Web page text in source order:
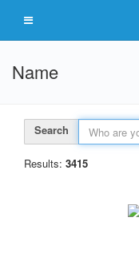
Name
Search
Results: 3415